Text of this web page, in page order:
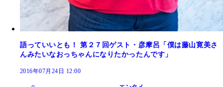
語っていいとも！ 第２７回ゲスト・彦摩呂「僕は藤山寛美さ
んみたいなおっちゃんになりたかったんです」
2016年07月24日 12:00